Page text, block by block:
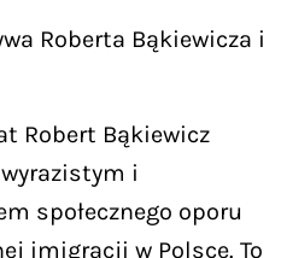
Roberta Bąkiewicza i
Robert Bąkiewicz
i
społecznego oporu
imigracji w Polsce. To